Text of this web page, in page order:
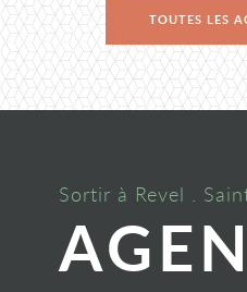
TOUTES LES
Sortir à Revel .